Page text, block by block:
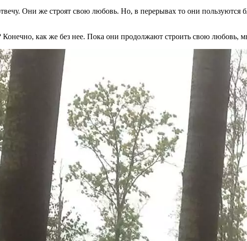
Они же строят свою любовь. Но, в перерывах то они
как же без нее. Пока они продолжают строить свою